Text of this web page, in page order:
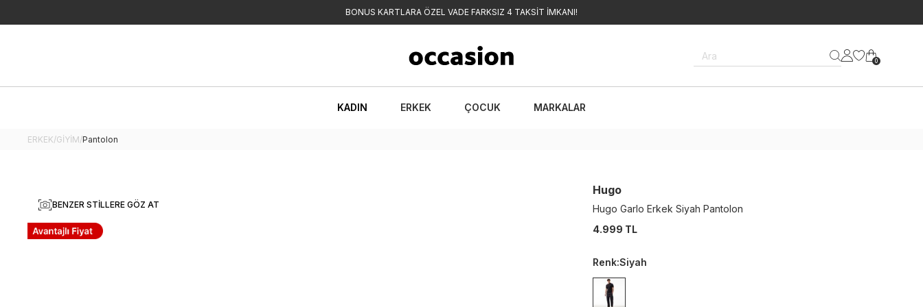
BONUS KARTLARA ÖZEL VADE FARKSIZ 4 TAKSİT İMKANI!
Ara 0
KADIN ERKEK ÇOCUK MARKALAR
ERKEK/GİYİM/Pantolon
BENZER STILLERE GÖZ AT
Hugo
Hugo Garlo Erkek Siyah Pantolon
4.999 TL
Renk:Siyah